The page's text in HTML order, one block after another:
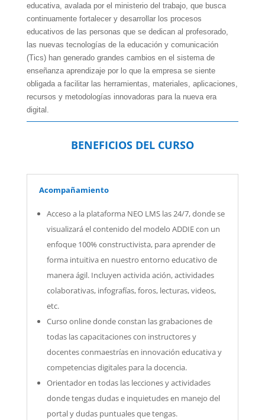
educativa, avalada por el ministerio del trabajo, que busca
continuamente fortalecer y desarrollar los procesos
educativos de las personas que se dedican al profesorado,
las nuevas tecnologías de la educación y comunicación
(Tics) han generado grandes cambios en el sistema de
enseñanza aprendizaje por lo que la empresa se siente
obligada a facilitar las herramientas, materiales, aplicaciones,
recursos y metodologías innovadoras para la nueva era
digital.
BENEFICIOS DEL CURSO
Acompañamiento
Acceso a la plataforma NEO LMS las 24/7, donde se
visualizará el contenido del modelo ADDIE con un
enfoque 100% constructivista, para aprender de
forma intuitiva en nuestro entorno educativo de
manera ágil. Incluyen activida ación, actividades
colaborativas, infografías, foros, lecturas, videos,
etc.
Curso online donde constan las grabaciones de
todas las capacitaciones con instructores y
docentes conmaestrías en innovación educativa y
competencias digitales para la docencia.
Orientador en todas las lecciones y actividades
donde tengas dudas e inquietudes en manejo del
portal y dudas puntuales que tengas.